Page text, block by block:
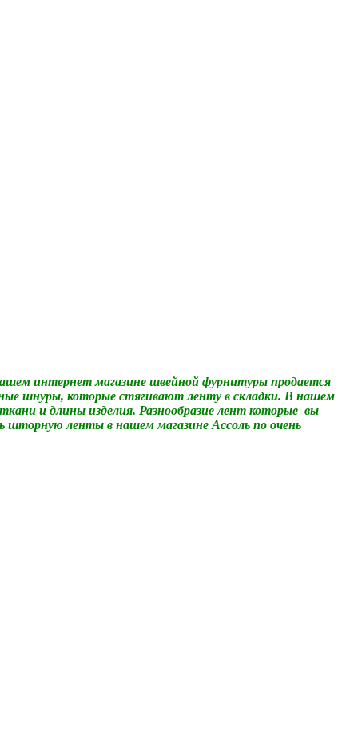
интернет магазине швейной фурнитуры продается
шнуры, которые стягивают ленту в складки. В нашем
и длины изделия. Разнообразие лент которые вы
ленты в нашем магазине Ассоль по очень